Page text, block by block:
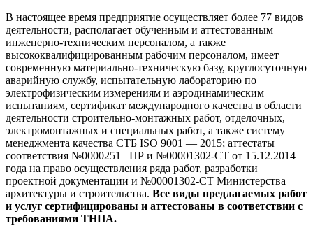
В настоящее время предприятие осуществляет более 77 видов
деятельности, располагает обученным и аттестованным
инженерно-техническим персоналом, а также
высококвалифицированным рабочим персоналом, имеет
современную материально-техническую базу, круглосуточную
аварийную службу, испытательную лабораторию по
электрофизическим измерениям и аэродинамическим
испытаниям, сертификат международного качества в области
деятельности строительно-монтажных работ, отделочных,
электромонтажных и специальных работ, а также систему
менеджмента качества СТБ ISO 9001 — 2015; аттестаты
соответствия №0000251 –ПР и №00001302-СТ от 15.12.2014
года на право осуществления ряда работ, разработки
проектной документации и №00001302-СТ Министерства
архитектуры и строительства. Все виды предлагаемых работ
и услуг сертифицированы и аттестованы в соответствии с
требованиями ТНПА.